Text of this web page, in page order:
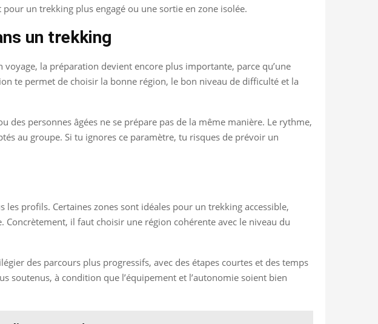
un trekking plus engagé ou une sortie en zone isolée.
un trekking
la préparation devient encore plus importante, parce qu’une
te permet de choisir la bonne région, le bon niveau de difficulté et la
des personnes âgées ne se prépare pas de la même manière. Le rythme,
au groupe. Si tu ignores ce paramètre, tu risques de prévoir un
profils. Certaines zones sont idéales pour un trekking accessible,
il faut choisir une région cohérente avec le niveau du
des parcours plus progressifs, avec des étapes courtes et des temps
soutenus, à condition que l’équipement et l’autonomie soient bien